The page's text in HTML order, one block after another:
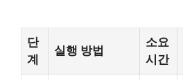
단
계
실행 방법
소요
시간